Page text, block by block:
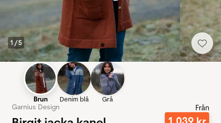
1 /5
Brun Denim blå Grå
Garnius Design Från